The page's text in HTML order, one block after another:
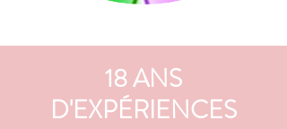
18 ANS
D'EXPÉRIENCES